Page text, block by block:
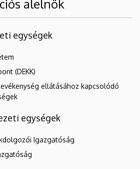
alelnök
egységek
(DEKK)
ellátásához kapcsolódó
egységek
Igazgatóság